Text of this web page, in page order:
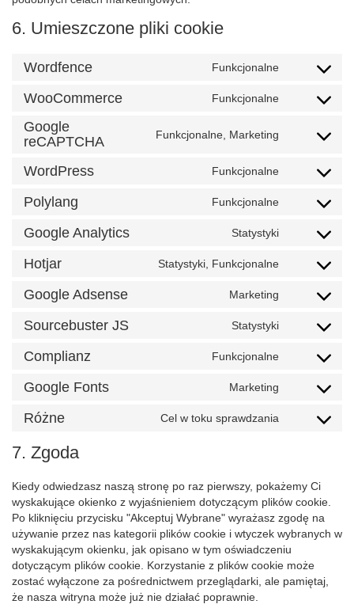
6. Umieszczone pliki cookie
Wordfence Funkcjonalne
Consent
service
WooCommerce Funkcjonalne
Consent
service
Google
reCAPTCHA
Funkcjonalne, Marketing
Consent
service
recaptcha
WordPress Funkcjonalne
Consent
service
Polylang Funkcjonalne
Consent
service
Google Analytics Statystyki
Consent
service
analytics
Hotjar Statystyki, Funkcjonalne
Consent
service
Google Adsense Marketing
Consent
service
adsense
Sourcebuster JS Statystyki
Consent
service
Complianz Funkcjonalne
Consent
service
Google Fonts Marketing
Consent
service
Różne Cel w toku sprawdzania
Consent
7. Zgoda
Kiedy odwiedzasz naszą stronę po raz pierwszy, pokażemy Ci
wyskakujące okienko z wyjaśnieniem dotyczącym plików cookie.
Po kliknięciu przycisku "Akceptuj Wybrane" wyrażasz zgodę na
używanie przez nas kategorii plików cookie i wtyczek wybranych w
wyskakującym okienku, jak opisano w tym oświadczeniu
dotyczącym plików cookie. Korzystanie z plików cookie może
zostać wyłączone za pośrednictwem przeglądarki, ale pamiętaj,
że nasza witryna może już nie działać poprawnie.